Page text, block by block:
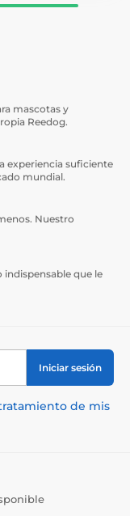
mascotas y
Reedog.
experiencia suficiente
mundial.
Nuestro
indispensable que le
Iniciar sesión
de mis